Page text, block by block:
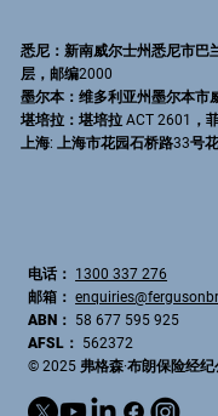
悉尼 ：新南威尔士州悉尼市
层，邮编2000
墨尔本 ：维多利亚州墨尔本
堪培拉 ：堪培拉 ACT 2601，
上海: 上海市花园石桥路33号
电话： 1300 337 276
邮箱：
ABN： 58 677 595 925
AFSL： 562372
© 2025 弗格森·布朗保险经纪